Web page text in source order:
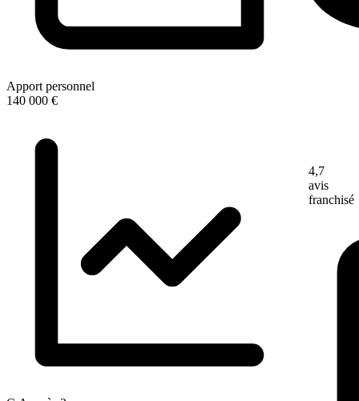
Apport personnel
140 000 €
4,7
avis
franchisé